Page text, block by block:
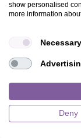
show personalised
more information
Necessary
Deny